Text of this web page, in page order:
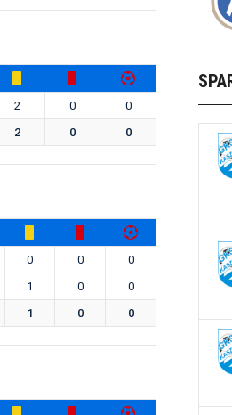
2 0
0
2 0 0
0 0
0
1 0
0
1 0 0